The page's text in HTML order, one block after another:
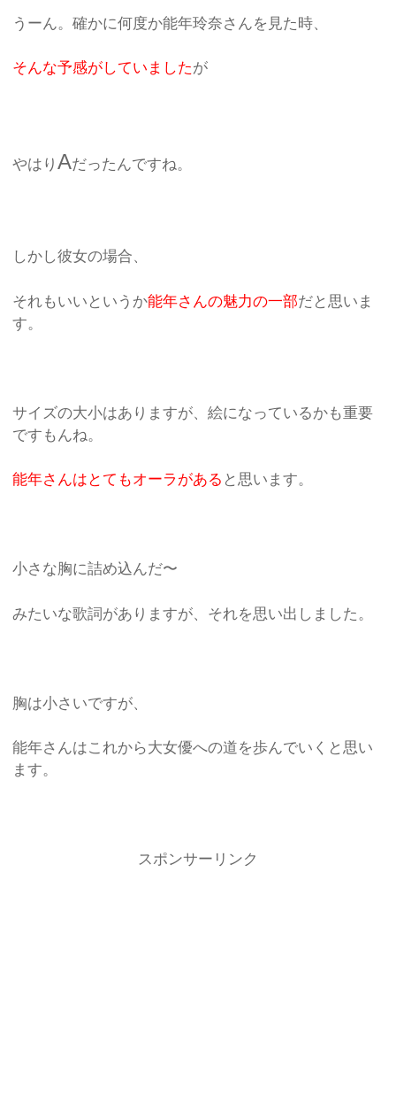
うーん。確かに何度か能年玲奈さんを見た時、
そんな予感がしていましたが
やはりAだったんですね。
しかし彼女の場合、
それもいいというか能年さんの魅力の一部だと思いま
す。
サイズの大小はありますが、絵になっているかも重要
ですもんね。
能年さんはとてもオーラがある と思います。
小さな胸に詰め込んだ〜
みたいな歌詞がありますが、それを思い出しました。
胸は小さいですが、
能年さんはこれから大女優への道を歩んでいくと思い
ます。
スポンサーリンク